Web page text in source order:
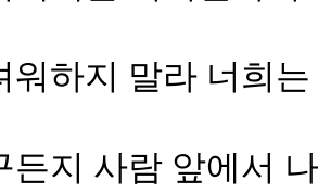
워하지 말라 너희
든지 사람 앞에서